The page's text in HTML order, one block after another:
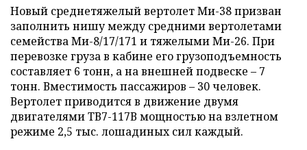
Новый среднетяжелый вертолет Ми-38 призван
заполнить нишу между средними вертолетами
семейства Ми-8/17/171 и тяжелыми Ми-26. При
перевозке груза в кабине его грузоподъемность
составляет 6 тонн, а на внешней подвеске – 7
тонн. Вместимость пассажиров – 30 человек.
Вертолет приводится в движение двумя
двигателями ТВ7-117В мощностью на взлетном
режиме 2,5 тыс. лошадиных сил каждый.